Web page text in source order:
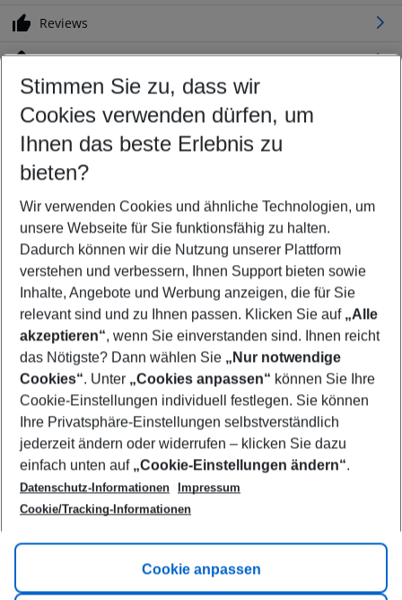
Reviews
Location
Customize your offer
Find the perfect deal which suits your best
Your departure airport
Any airport
Select your date range
10/08/26–08/08/27 5-8 nights
Who will travel
2 adults No children
Show more filter
Footer
Footer navigation
Title A
Link A
Stimmen Sie zu, dass wir
Cookies verwenden dürfen, um
Ihnen das beste Erlebnis zu
bieten?
Wir verwenden Cookies und ähnliche Technologien, um
unsere Webseite für Sie funktionsfähig zu halten.
Dadurch können wir die Nutzung unserer Plattform
verstehen und verbessern, Ihnen Support bieten sowie
Inhalte, Angebote und Werbung anzeigen, die für Sie
relevant sind und zu Ihnen passen. Klicken Sie auf „Alle
akzeptieren“, wenn Sie einverstanden sind. Ihnen reicht
das Nötigste? Dann wählen Sie „Nur notwendige
Cookies“. Unter „Cookies anpassen“ können Sie Ihre
Cookie-Einstellungen individuell festlegen. Sie können
Ihre Privatsphäre-Einstellungen selbstverständlich
jederzeit ändern oder widerrufen – klicken Sie dazu
einfach unten auf „Cookie-Einstellungen ändern“.
Datenschutz-Informationen
Impressum
Cookie/Tracking-Informationen
Cookie anpassen